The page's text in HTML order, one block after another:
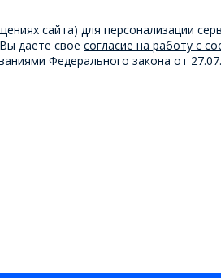
сайта) для персонализации
даете свое согласие на работу с
Федерального закона от